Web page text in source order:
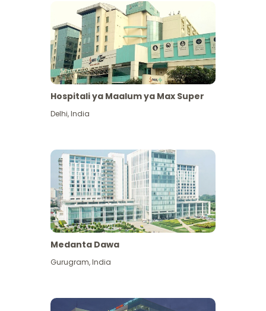
Hospitali ya Maalum ya Max Super
Delhi,India
Medanta Dawa
Gurugram,India